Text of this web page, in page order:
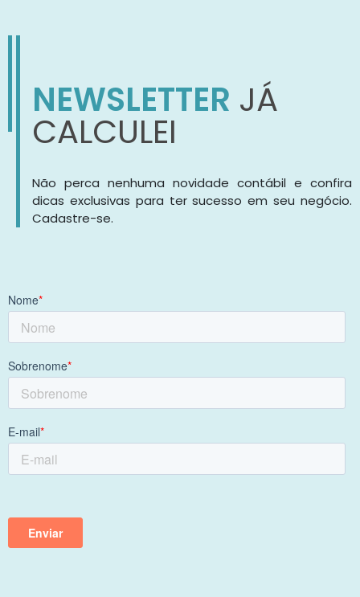
NEWSLETTER JÁ
CALCULEI
Não perca nenhuma novidade contábil e confira
dicas exclusivas para ter sucesso em seu negócio.
Cadastre-se.